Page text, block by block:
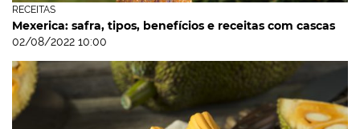
RECEITAS
Mexerica: safra, tipos, benefícios e receitas com cascas
02/08/2022 10:00